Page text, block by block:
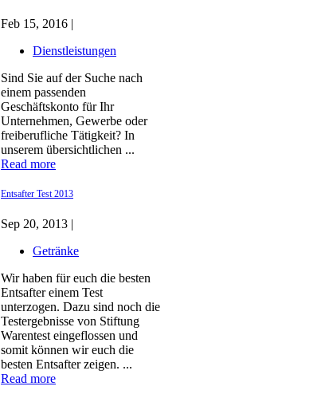
Feb 15, 2016 |
Dienstleistungen
Sind Sie auf der Suche nach
einem passenden
Geschäftskonto für Ihr
Unternehmen, Gewerbe oder
freiberufliche Tätigkeit? In
unserem übersichtlichen ...
Read more
Entsafter Test 2013
Sep 20, 2013 |
Getränke
Wir haben für euch die besten
Entsafter einem Test
unterzogen. Dazu sind noch die
Testergebnisse von Stiftung
Warentest eingeflossen und
somit können wir euch die
besten Entsafter zeigen. ...
Read more